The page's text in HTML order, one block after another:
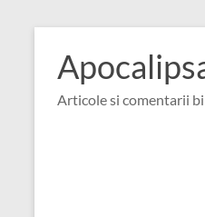
content
Articole si comentarii